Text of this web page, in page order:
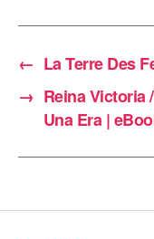
← La Terre Des
→ Reina Victoria
Una Era |